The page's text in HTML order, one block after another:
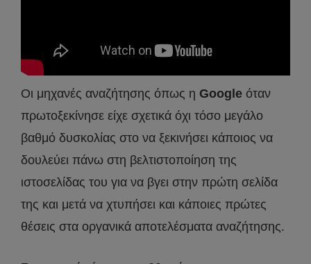
Οι μηχανές αναζήτησης όπως η Google όταν
πρωτοξεκίνησε είχε σχετικά όχι τόσο μεγάλο
βαθμό δυσκολίας στο να ξεκινήσει κάποιος να
δουλεύει πάνω στη βελτιστοποίηση της
ιστοσελίδας του για να βγει στην πρώτη σελίδα
της και μετά να χτυπήσει και κάποιες πρώτες
θέσεις στα οργανικά αποτελέσματα αναζήτησης.